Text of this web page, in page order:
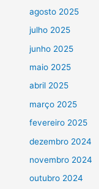
agosto 2025
julho 2025
junho 2025
maio 2025
abril 2025
março 2025
fevereiro 2025
dezembro 2024
novembro 2024
outubro 2024